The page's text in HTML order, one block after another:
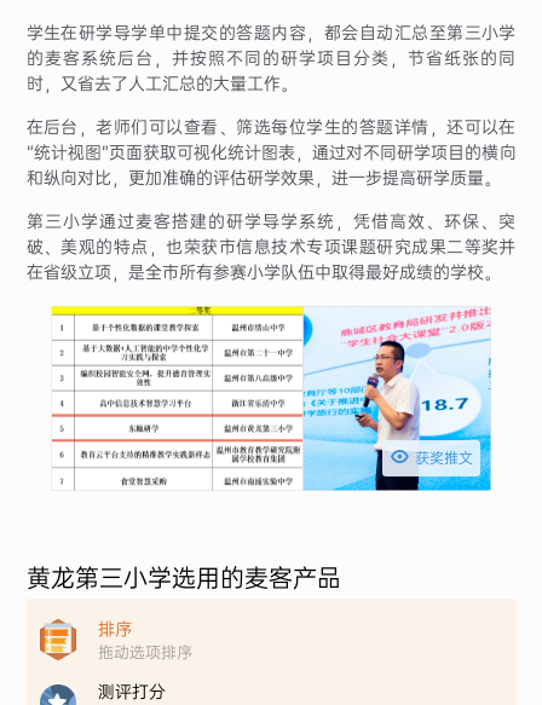
学生在研学导学单中提交的答题内容，都会自动汇总至第三小学
的麦客系统后台，并按照不同的研学项目分类，节省纸张的同
时，又省去了人工汇总的大量工作。
在后台，老师们可以查看、筛选每位学生的答题详情，还可以在
“统计视图”页面获取可视化统计图表，通过对不同研学项目的横向
和纵向对比，更加准确的评估研学效果，进一步提高研学质量。
第三小学通过麦客搭建的研学导学系统，凭借高效、环保、突
破、美观的特点，也荣获市信息技术专项课题研究成果二等奖并
在省级立项，是全市所有参赛小学队伍中取得最好成绩的学校。
 获奖推文
黄龙第三小学选用的麦客产品
排序
拖动选项排序
测评打分